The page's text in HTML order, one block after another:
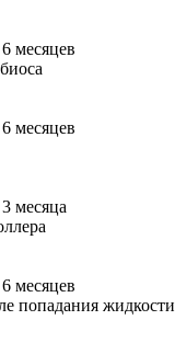
месяцев
месяцев
месяца
месяцев
попадания жидкости